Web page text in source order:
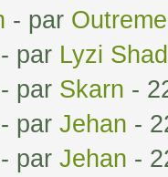
- par
- par Lyzi
- par Skarn -
- par Jehan -
- par Jehan -